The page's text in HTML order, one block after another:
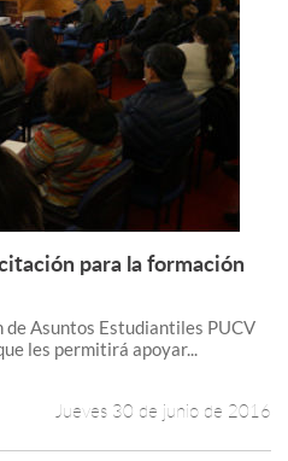
Leer más +
para la formación
Asuntos Estudiantiles PUCV
les permitirá apoyar...
Jueves 30 de junio de 2016